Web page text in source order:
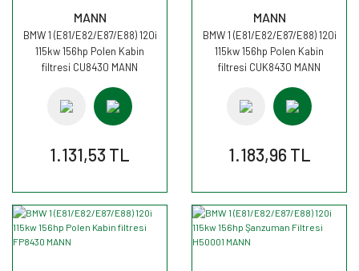
MANN
BMW 1 (E81/E82/E87/E88) 120i
115kw 156hp Polen Kabin
filtresi CU8430 MANN
1.131,53 TL
MANN
BMW 1 (E81/E82/E87/E88) 120i
115kw 156hp Polen Kabin
filtresi CUK8430 MANN
1.183,96 TL